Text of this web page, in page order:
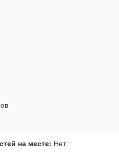
на месте: Нет